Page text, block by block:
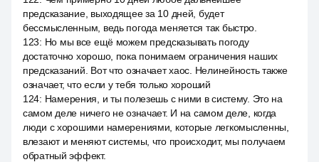
предсказание, выходящее за 10 дней, будет
бессмысленным, ведь погода меняется так быстро.
123: Но мы все ещё можем предсказывать погоду
достаточно хорошо, пока понимаем ограничения наших
предсказаний. Вот что означает хаос. Нелинейность также
означает, что если у тебя только хороший
124: Намерения, и ты полезешь с ними в систему. Это на
самом деле ничего не означает. И на самом деле, когда
люди с хорошими намерениями, которые легкомысленны,
влезают и меняют системы, что происходит, мы получаем
обратный эффект.